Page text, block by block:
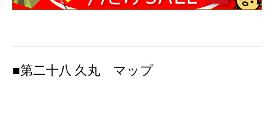
■第二十八 久丸 マップ